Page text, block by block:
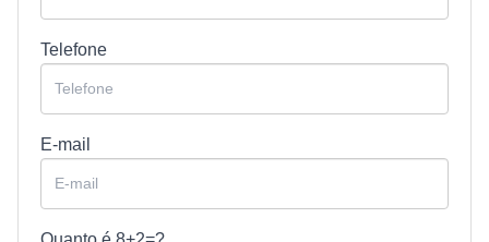
Telefone
E-mail